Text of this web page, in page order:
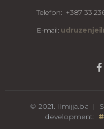
Telefon: +387 33
E-mail:
© 2021. Ilmijja.ba |
development: